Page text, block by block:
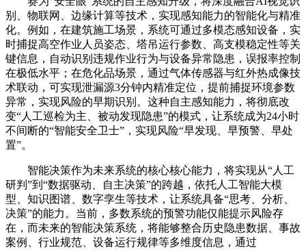
别、物联网、边缘计算等技术，实现感知能力的智能化与精准
化。例如，在建筑施工场景，系统可通过多模态感知设备，实
时捕捉高空作业人员姿态、塔吊运行参数、高支模稳定性等关
键信息，自动识别违规作业行为与设备异常隐患，误报率控制
在极低水平；在危化品场景，通过气体传感器与红外热成像技
术联动，可实现泄漏源3分钟内精准定位，提前捕捉环境参数
异常，实现风险的早期识别。这种自主感知能力，将彻底改
变“人工巡检为主、被动发现隐患”的模式，让系统成为24小时
不间断的“智能安全卫士”，实现风险“早发现、早预警、早处
置”。
智能决策作为未来系统的核心核心能力，将实现从“人工
研判”到“数据驱动、自主决策”的跨越，依托人工智能大模
型、知识图谱、数字孪生等技术，让系统具备“思考、分析、
决策”的能力。当前，多数系统的预警功能仅能提示风险存
在，而未来的智能决策系统，将能够整合历史隐患数据、事故
案例、行业规范、设备运行规律等多维度信息，通过